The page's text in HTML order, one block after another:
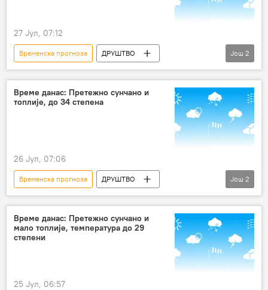
27 Јул, 07:12
Временска прогноза
ДРУШТВО
Србија – друштво
Друштво
Још 2
Време данас: Претежно сунчано и
топлије, до 34 степена
26 Јул, 07:06
Временска прогноза
ДРУШТВО
Србија – друштво
Друштво
Још 2
Време данас: Претежно сунчано и
мало топлије, температура до 29
степени
25 Јул, 06:57